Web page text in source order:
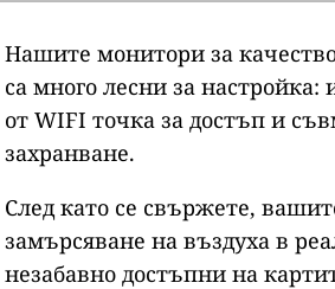
Нашите монитори за
са много лесни за
от WIFI точка за достъп и
захранване.
След като се свържете,
замърсяване на въздуха в
незабавно достъпни на